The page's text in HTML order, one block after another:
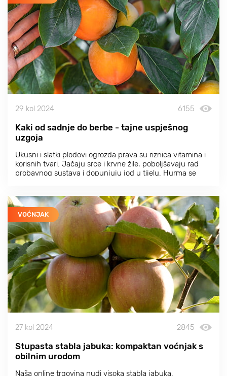
29 kol 2024 6155
Kaki od sadnje do berbe - tajne uspješnog
uzgoja
Ukusni i slatki plodovi ogrozda prava su riznica vitamina i
korisnih tvari. Jačaju srce i krvne žile, poboljšavaju rad
probavnog sustava i dopunjuju jod u tijelu. Hurma se
VOĆNJAK
27 kol 2024 2845
Stupasta stabla jabuka: kompaktan voćnjak s
obilnim urodom
Naša online trgovina nudi visoka stabla jabuka,